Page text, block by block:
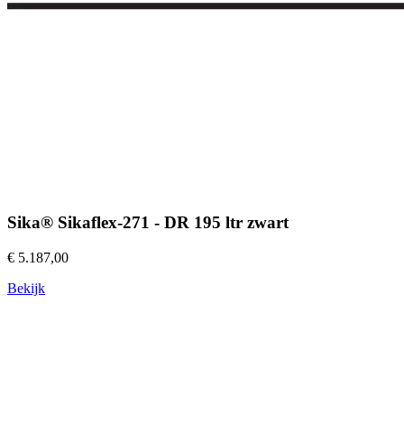
Sika® Sikaflex-271 - DR 195 ltr zwart
€ 5.187,00
Bekijk